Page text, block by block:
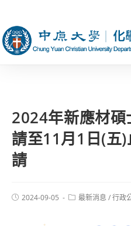
2024年新應材
請至11月1日(五
請
2024-09-05 最新消息 /行政